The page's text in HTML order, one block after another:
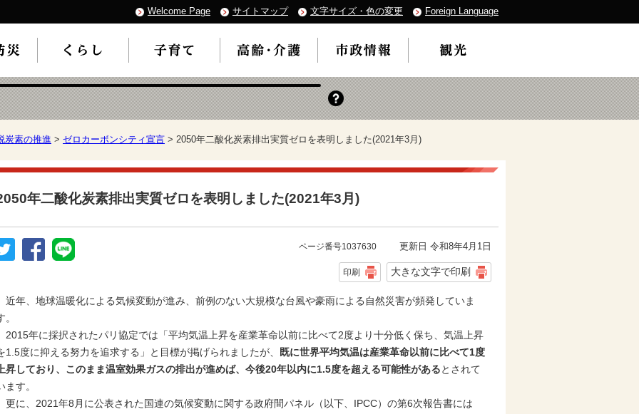
Welcome Page サイトマップ 文字サイズ・色の変更 Foreign Language
炭素の推進 > ゼロカーボンシティ宣言 > 2050年二酸化炭素排出実質ゼロを表明しました(2021年3月)
年二酸化炭素排出実質ゼロを表明しました(2021年3月)
ページ番号1037630 更新日 令和8年4月1日
印刷 大きな文字で印刷
年、地球温暖化による気候変動が進み、前例のない大規模な台風や豪雨による自然災害が頻発していま
。
年に採択されたパリ協定では「平均気温上昇を産業革命以前に比べて2度より十分低く保ち、気温上昇
1.5度に抑える努力を追求する」と目標が掲げられましたが、
既に世界平均気温は産業革命以前に比べて1度
昇しており、このまま温室効果ガスの排出が進めば、今後20年以内に1.5度を超える可能性がある とされて
ます。
に、2021年8月に公表された国連の気候変動に関する政府間パネル（以下、IPCC）の第6次報告書には